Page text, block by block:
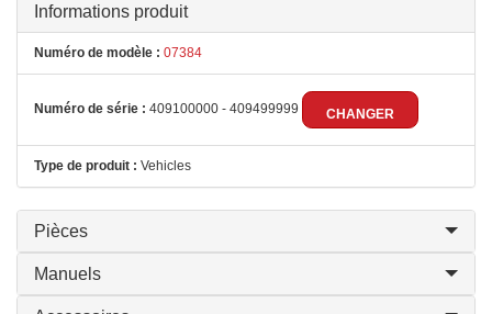
Informations produit
Numéro de modèle : 07384
Numéro de série : 409100000 - 409499999 CHANGER
Type de produit : Vehicles
Pièces
Manuels